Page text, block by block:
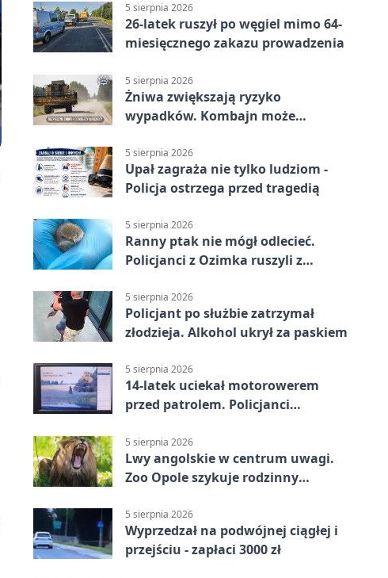
5 sierpnia 2026
26-latek ruszył po węgiel mimo 64-
miesięcznego zakazu prowadzenia
5 sierpnia 2026
Żniwa zwiększają ryzyko
wypadków. Kombajn może
5 sierpnia 2026
Upał zagraża nie tylko ludziom -
Policja ostrzega przed tragedią
5 sierpnia 2026
Ranny ptak nie mógł odlecieć.
Policjanci z Ozimka ruszyli z
5 sierpnia 2026
Policjant po służbie zatrzymał
złodzieja. Alkohol ukrył za paskiem
5 sierpnia 2026
14-latek uciekał motorowerem
przed patrolem. Policjanci
5 sierpnia 2026
Lwy angolskie w centrum uwagi.
Zoo Opole szykuje rodzinny
5 sierpnia 2026
Wyprzedzał na podwójnej ciągłej i
przejściu - zapłaci 3000 zł